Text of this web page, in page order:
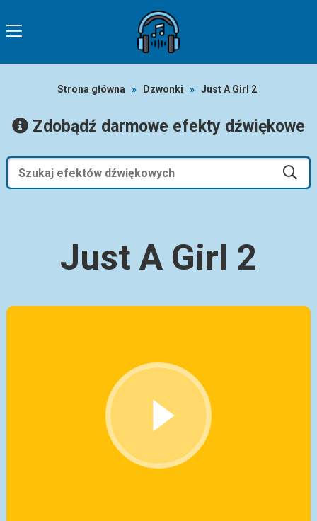
Strona główna » Dzwonki » Just A Girl 2
Zdobądź darmowe efekty dźwiękowe
Just A Girl 2